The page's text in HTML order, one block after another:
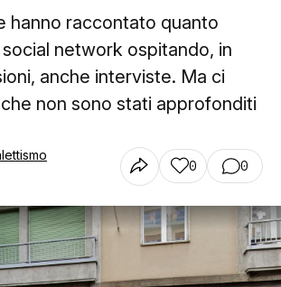
hanno raccontato quanto
network ospitando, in
anche interviste. Ma ci
non sono stati approfonditi
0 0